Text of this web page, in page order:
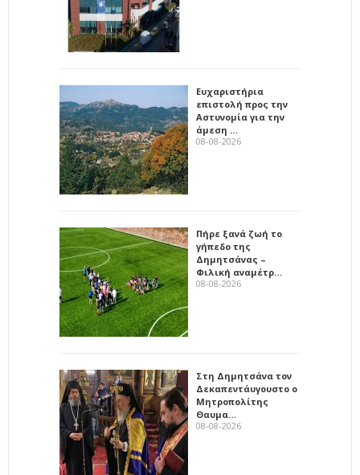
Ευχαριστήρια
επιστολή προς την
Αστυνομία για την
άμεση …
08-08-2026
Πήρε ξανά ζωή το
γήπεδο της
Δημητσάνας –
Φιλική αναμέτρ…
08-08-2026
Στη Δημητσάνα τον
Δεκαπεντάυγουστο ο
Μητροπολίτης
Θαυμα…
08-08-2026